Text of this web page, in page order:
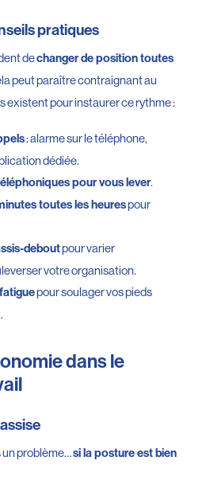
pratiques
dechanger de position toutes
peut paraître contraignant au
existent pour instaurer ce rythme :
: alarme sur le téléphone,
dédiée.
pour vous lever.
toutes les heurespour
deboutpour varier
votre organisation.
pour soulager vos pieds
dans le
un problème…si la posture est bien